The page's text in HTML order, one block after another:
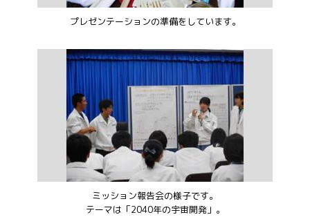
プレゼンテーションの準備をしています。
ミッション報告会の様子です。
テーマは「2040年の宇宙開発」。